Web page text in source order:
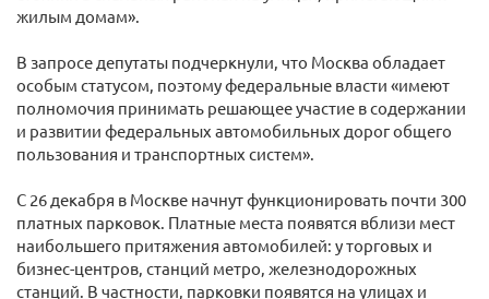
жилым домам».
В запросе депутаты подчеркнули, что Москва обладает
особым статусом, поэтому федеральные власти «имеют
полномочия принимать решающее участие в содержании
и развитии федеральных автомобильных дорог общего
пользования и транспортных систем».
С 26 декабря в Москве начнут функционировать почти 300
платных парковок. Платные места появятся вблизи мест
наибольшего притяжения автомобилей: у торговых и
бизнес-центров, станций метро, железнодорожных
станций. В частности, парковки появятся на улицах и